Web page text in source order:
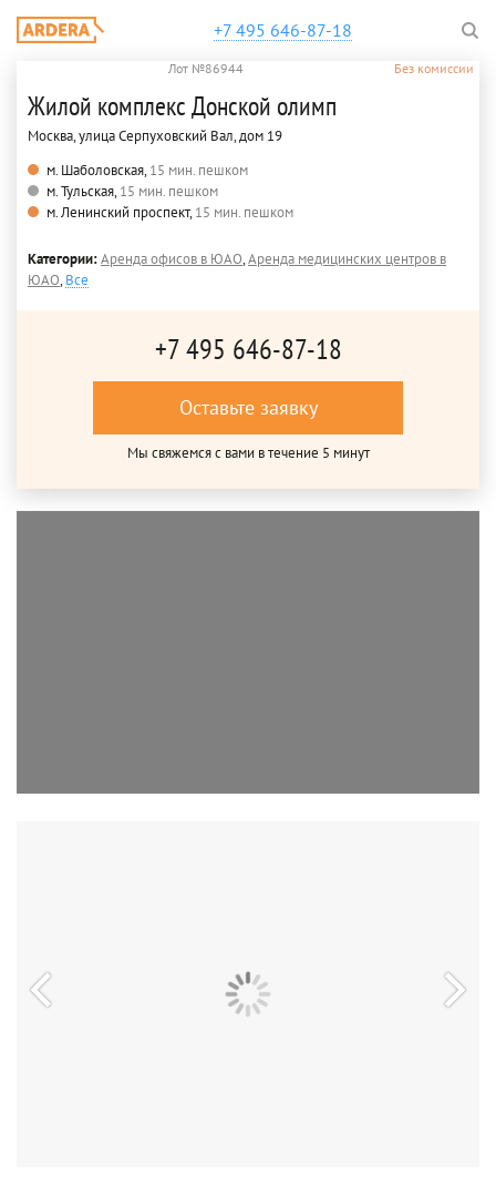
+7 495 646-87-18
Лот №86944 Без комиссии
Жилой комплекс Донской олимп
Москва, улица Серпуховский Вал, дом 19
м. Шаболовская,15 мин. пешком
м. Тульская,15 мин. пешком
м. Ленинский проспект,15 мин. пешком
Категории:Аренда офисов в ЮАО,Аренда медицинских центров в
ЮАО,Все
+7 495 646-87-18
Оставьте заявку
Мы свяжемся с вами в течение 5 минут